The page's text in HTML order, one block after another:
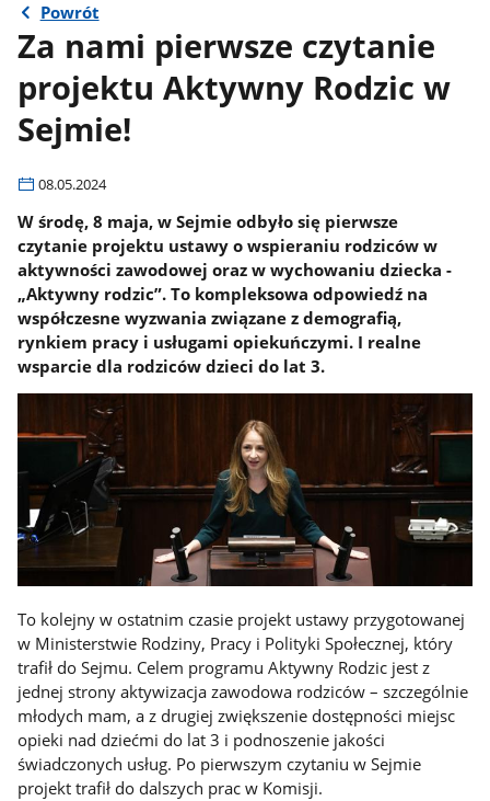
Powrót
Za nami pierwsze czytanie
projektu Aktywny Rodzic w
Sejmie!
08.05.2024
W środę, 8 maja, w Sejmie odbyło się pierwsze
czytanie projektu ustawy o wspieraniu rodziców w
aktywności zawodowej oraz w wychowaniu dziecka -
„Aktywny rodzic”. To kompleksowa odpowiedź na
współczesne wyzwania związane z demografią,
rynkiem pracy i usługami opiekuńczymi. I realne
wsparcie dla rodziców dzieci do lat 3.
To kolejny w ostatnim czasie projekt ustawy przygotowanej
w Ministerstwie Rodziny, Pracy i Polityki Społecznej, który
trafił do Sejmu. Celem programu Aktywny Rodzic jest z
jednej strony aktywizacja zawodowa rodziców – szczególnie
młodych mam, a z drugiej zwiększenie dostępności miejsc
opieki nad dziećmi do lat 3 i podnoszenie jakości
świadczonych usług. Po pierwszym czytaniu w Sejmie
projekt trafił do dalszych prac w Komisji.